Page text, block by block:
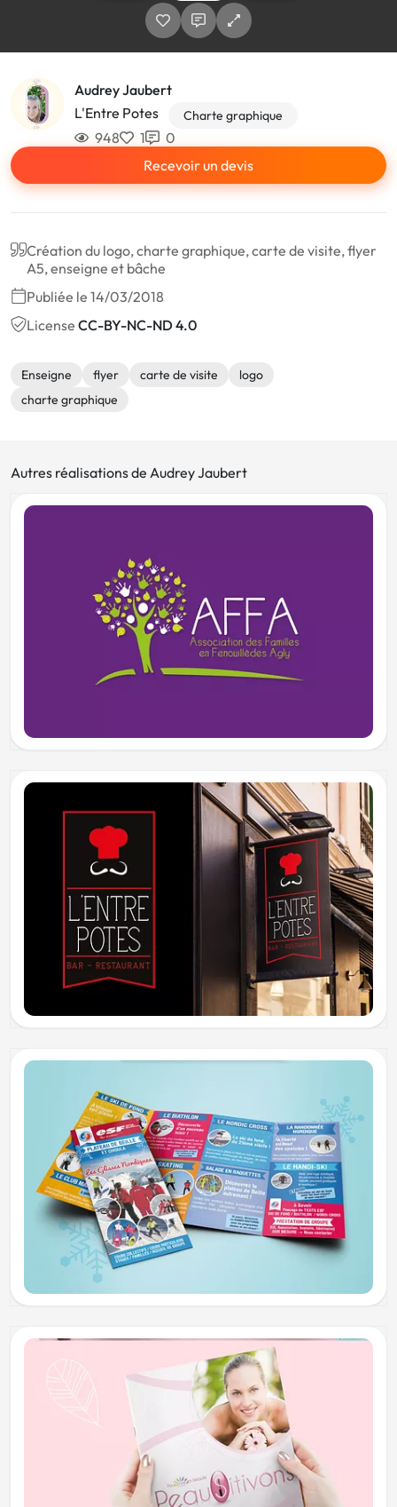
Audrey Jaubert
L'Entre Potes
Charte graphique
948 1
0
Recevoir un devis
Création du logo, charte graphique, carte de visite, flyer
A5, enseigne et bâche
Publiée le 14/03/2018
License CC-BY-NC-ND 4.0
Enseigne flyer carte de visite
logo
charte graphique
Autres réalisations de Audrey Jaubert